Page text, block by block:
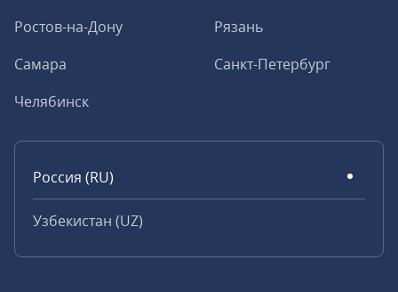
Ростов-на-Дону
Рязань
Самара
Санкт-Петербург
Челябинск
Россия (RU)
Узбекистан (UZ)